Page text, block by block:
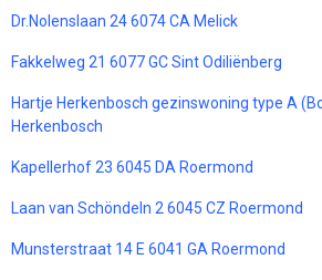
Dr.Nolenslaan 24 6074 CA Melick
Fakkelweg 21 6077 GC Sint Odiliënberg
Hartje Herkenbosch gezinswoning type A
Herkenbosch
Kapellerhof 23 6045 DA Roermond
Laan van Schöndeln 2 6045 CZ Roermond
Munsterstraat 14 E 6041 GA Roermond